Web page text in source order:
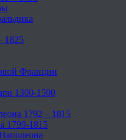
1825
Франции
1300-1500
1792 – 1815
1799-1815